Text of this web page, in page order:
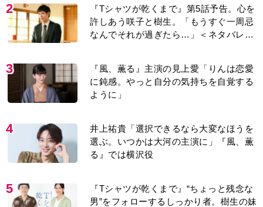
2
『Tシャツが乾くまで』第5話予告。心を
許しあう咲子と樹生。「もうすぐ一周忌
なんでそれが過ぎたら…」＜ネタバレあ
3
『風、薫る』主演の見上愛「りんは恋愛
に鈍感。やっと自分の気持ちを自覚する
ように」
4
井上祐貴「選択できるなら大変なほうを
選ぶ。いつかは大河の主演に」『風、薫
る』では横沢役
5
『Tシャツが乾くまで』“ちょっと残念な
男”をフォローするしっかり者。樹生の妹